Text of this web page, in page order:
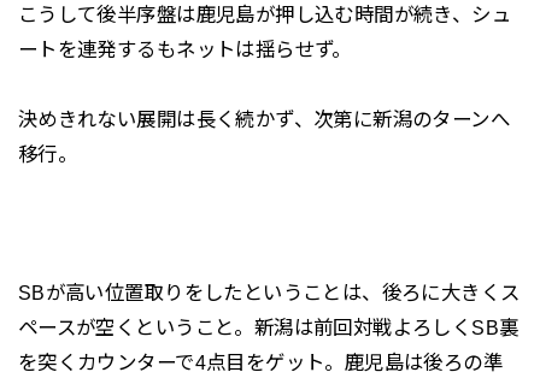
こうして後半序盤は鹿児島が押し込む時間が続き、シュ
ートを連発するもネットは揺らせず。
決めきれない展開は長く続かず、次第に新潟のターンへ
移行。
SBが高い位置取りをしたということは、後ろに大きくス
ペースが空くということ。新潟は前回対戦よろしくSB裏
を突くカウンターで4点目をゲット。鹿児島は後ろの準